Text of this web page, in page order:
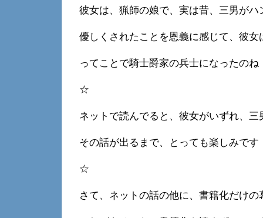
彼女は、猟師の娘で、実は昔、三男が
優しくされたことを恩義に感じて、彼
ってことで騎士爵家の兵士になったのね
☆
ネットで読んでると、彼女がいずれ、
その話が出るまで、とっても楽しみです
☆
さて、ネットの話の他に、書籍化だけ